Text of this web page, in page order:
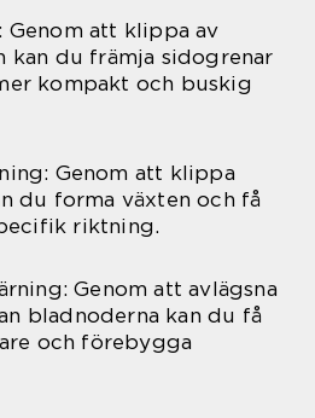
Genom att klippa av
kan du främja sidogrenar
kompakt och buskig
Genom att klippa
du forma växten och få
riktning.
Genom att avlägsna
bladnoderna kan du få
och förebygga